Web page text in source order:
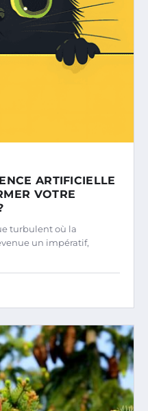
ARTIFICIELLE
VOTRE
turbulent où la
un impératif,